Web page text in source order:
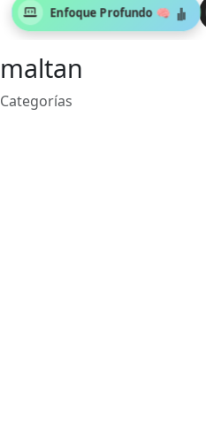
Enfoque Profundo 🧠
maltan
Categorías